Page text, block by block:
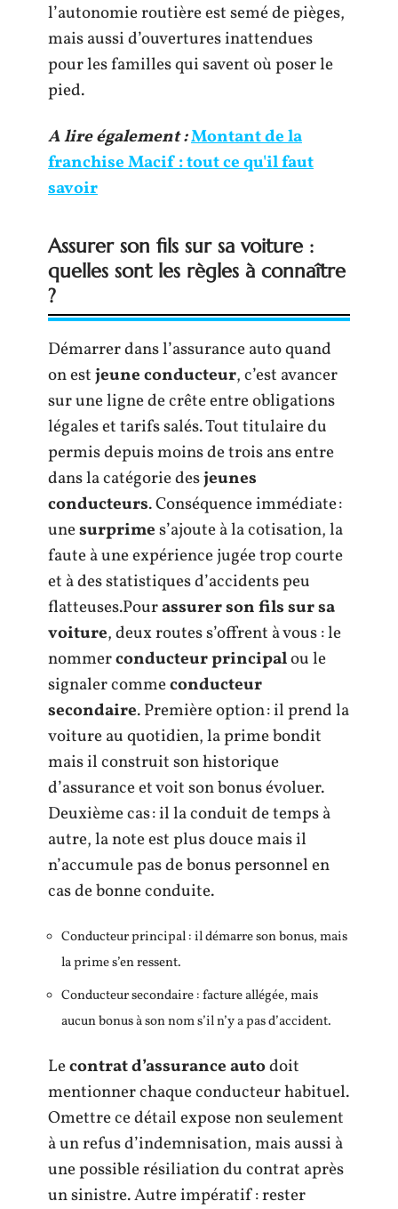
l’autonomie routière est semé de pièges,
mais aussi d’ouvertures inattendues
pour les familles qui savent où poser le
pied.
A lire également :Montant de la
franchise Macif : tout ce qu'il faut
savoir
Assurer son fils sur sa voiture :
quelles sont les règles à connaître
?
Démarrer dans l’assurance auto quand
on estjeune conducteur, c’est avancer
sur une ligne de crête entre obligations
légales et tarifs salés. Tout titulaire du
permis depuis moins de trois ans entre
dans la catégorie desjeunes
conducteurs. Conséquence immédiate :
unesurprimes’ajoute à la cotisation, la
faute à une expérience jugée trop courte
et à des statistiques d’accidents peu
flatteuses.Pourassurer son fils sur sa
voiture, deux routes s’offrent à vous : le
nommerconducteur principalou le
signaler commeconducteur
secondaire. Première option : il prend la
voiture au quotidien, la prime bondit
mais il construit son historique
d’assurance et voit son bonus évoluer.
Deuxième cas : il la conduit de temps à
autre, la note est plus douce mais il
n’accumule pas de bonus personnel en
cas de bonne conduite.
Conducteur principal : il démarre son bonus, mais
la prime s’en ressent.
Conducteur secondaire : facture allégée, mais
aucun bonus à son nom s’il n’y a pas d’accident.
Lecontrat d’assurance autodoit
mentionner chaque conducteur habituel.
Omettre ce détail expose non seulement
à un refus d’indemnisation, mais aussi à
une possible résiliation du contrat après
un sinistre. Autre impératif : rester